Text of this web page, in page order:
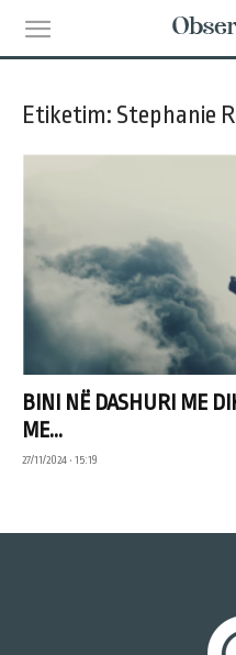
Etiketim: Stephanie
BINI NË DASHURI ME
ME...
27/11/2024 • 15:19